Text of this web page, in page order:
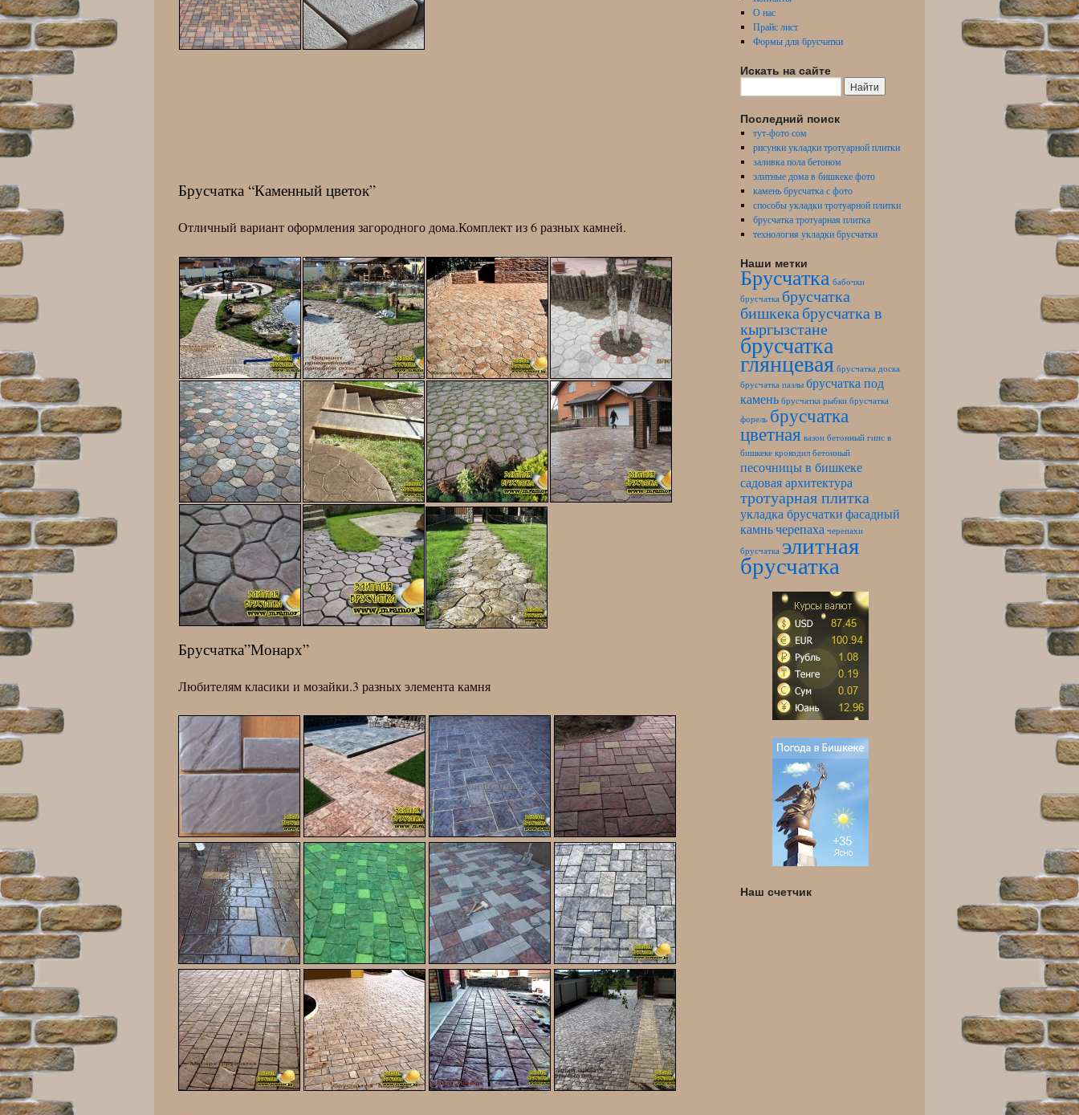
Брусчатка “Каменный цветок”
Отличный вариант оформления загородного дома.Комплект из 6 разных камней.
Брусчатка”Монарх”
Любителям класики и мозайки.3 разных элемента камня
О нас
Прайс лист
Формы для брусчатки
Искать на сайте
Последний поиск
тут-фото сом
рисунки укладки тротуарной плитки
заливка пола бетоном
элитные дома в бишкеке фото
камень брусчатка с фото
способы укладки тротуарной плитки
брусчатка тротуарная плитка
технология укладки брусчатки
Наши метки
Брусчатка бабочки
брусчатка брусчатка
бишкекабрусчатка в
кыргызстане
брусчатка
глянцевая брусчатка доска
брусчатка пазлы брусчатка под
камень брусчатка рыбки брусчатка
форель брусчатка
цветная вазон бетонный гипс в
бишкеке крокодил бетонный
песочницы в бишкеке
садовая архитектура
тротуарная плитка
укладка брусчаткифасадный
камньчерепаха черепахи
брусчатка элитная
брусчатка
Наш счетчик